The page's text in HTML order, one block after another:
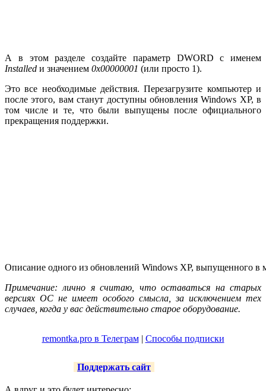
А в этом разделе создайте параметр DWORD с именем
Installed и значением 0x00000001 (или просто 1).
Это все необходимые действия. Перезагрузите компьютер и
после этого, вам станут доступны обновления Windows XP, в
том числе и те, что были выпущены после официального
прекращения поддержки.
Описание одного из обновлений Windows XP, выпущенного в
Примечание: лично я считаю, что оставаться на старых
версиях ОС не имеет особого смысла, за исключением тех
случаев, когда у вас действительно старое оборудование.
remontka.pro в Телеграм| Способы подписки
Поддержать сайт